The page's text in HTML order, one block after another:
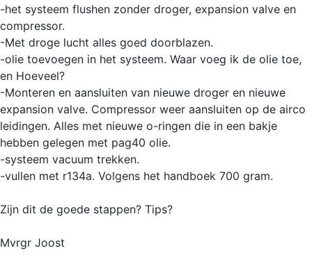
-het systeem flushen zonder droger, expansion valve en
compressor.
-Met droge lucht alles goed doorblazen.
-olie toevoegen in het systeem. Waar voeg ik de olie toe,
en Hoeveel?
-Monteren en aansluiten van nieuwe droger en nieuwe
expansion valve. Compressor weer aansluiten op de airco
leidingen. Alles met nieuwe o-ringen die in een bakje
hebben gelegen met pag40 olie.
-systeem vacuum trekken.
-vullen met r134a. Volgens het handboek 700 gram.
Zijn dit de goede stappen? Tips?
Mvrgr Joost